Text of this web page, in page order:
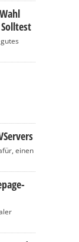
einen